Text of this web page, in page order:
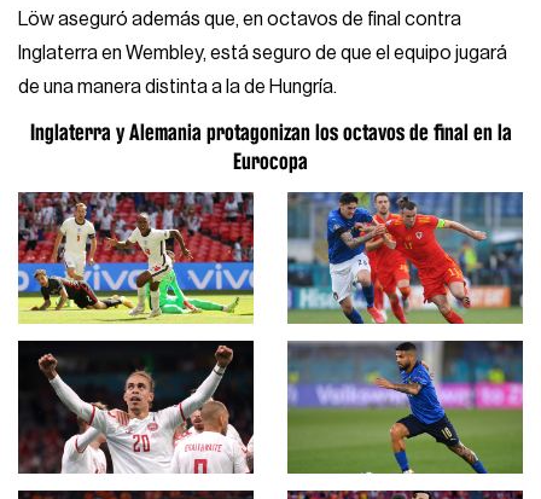
Löw aseguró además que, en octavos de final contra
Inglaterra en Wembley, está seguro de que el equipo jugará
de una manera distinta a la de Hungría.
Inglaterra y Alemania protagonizan los octavos de final en la
Eurocopa